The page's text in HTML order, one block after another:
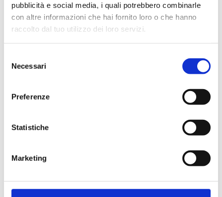
pubblicità e social media, i quali potrebbero combinarle
con altre informazioni che hai fornito loro o che hanno
raccolto dal tuo utilizzo dei loro servizi.
delNecessari
Preferenze
Statistiche
Marketing
Cliente già registrato